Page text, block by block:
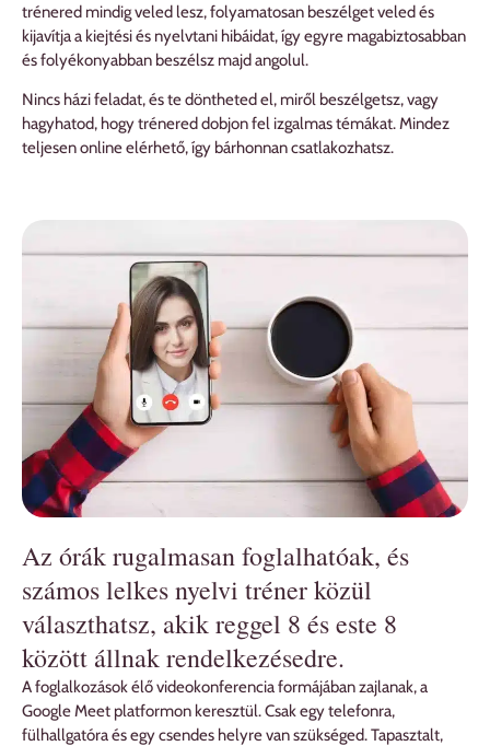
trénered mindig veled lesz, folyamatosan beszélget veled és
kijavítja a kiejtési és nyelvtani hibáidat, így egyre magabiztosabban
és folyékonyabban beszélsz majd angolul.
Nincs házi feladat, és te döntheted el, miről beszélgetsz, vagy
hagyhatod, hogy trénered dobjon fel izgalmas témákat. Mindez
teljesen online elérhető, így bárhonnan csatlakozhatsz.
Az órák rugalmasan foglalhatóak, és
számos lelkes nyelvi tréner közül
választhatsz, akik reggel 8 és este 8
között állnak rendelkezésedre.
A foglalkozások élő videokonferencia formájában zajlanak, a
Google Meet platformon keresztül. Csak egy telefonra,
fülhallgatóra és egy csendes helyre van szükséged. Tapasztalt,